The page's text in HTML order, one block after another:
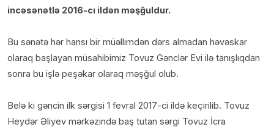
incəsənətlə 2016-cı ildən məşğuldur.
Bu sənətə hər hansı bir müəllimdən dərs almadan həvəskar
olaraq başlayan müsahibimiz Tovuz Gənclər Evi ilə tanışlıqdan
sonra bu işlə peşəkar olaraq məşğul olub.
Belə ki gəncin ilk sərgisi 1 fevral 2017-ci ildə keçirilib. Tovuz
Heydər Əliyev mərkəzində baş tutan sərgi Tovuz İcra